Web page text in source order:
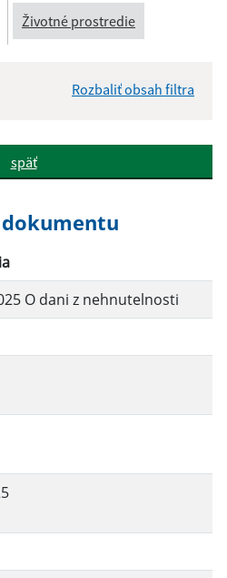
Životné prostredie
Rozbaliť obsah filtra
späť
O dani z nehnutelnosti